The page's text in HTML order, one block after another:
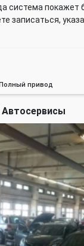
система покажет
записаться,
Полный привод
Автосервисы